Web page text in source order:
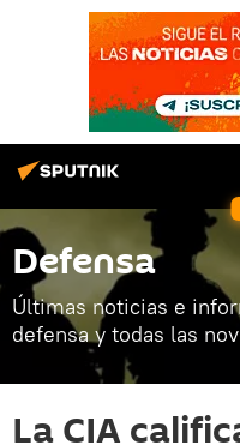
Defensa
Últimas noticias e
defensa y todas las
La CIA